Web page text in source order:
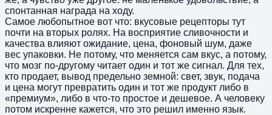
спонтанная награда на ходу.
Самое любопытное вот что: вкусовые рецепторы тут
почти на вторых ролях. На восприятие сливочности и
качества влияют ожидание, цена, фоновый шум, даже
вес упаковки. Не потому, что меняется сам вкус, а потому,
что мозг по-другому читает один и тот же сигнал. Для тех,
кто продает, вывод предельно земной: свет, звук, подача
и цена могут превратить один и тот же продукт либо в
«премиум», либо в что-то простое и дешевое. А человеку
потом искренне кажется, что это решил именно язык.